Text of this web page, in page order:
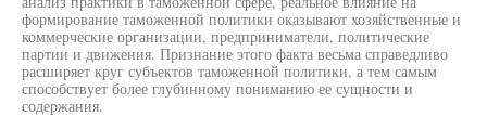
формирование таможенной политики оказывают хозяйственные и
коммерческие организации, предприниматели, политические
партии и движения. Признание этого факта весьма справедливо
расширяет круг субъектов таможенной политики, а тем самым
способствует более глубинному пониманию ее сущности и
содержания.